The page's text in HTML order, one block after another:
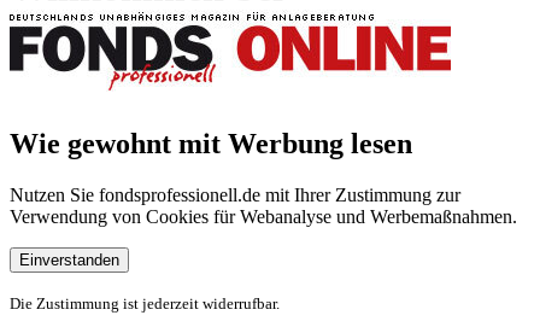
Wie gewohnt mit Werbung lesen
Nutzen Sie fondsprofessionell.de mit Ihrer Zustimmung zur
Verwendung von Cookies für Webanalyse und Werbemaßnahmen.
Einverstanden
Die Zustimmung ist jederzeit widerrufbar.